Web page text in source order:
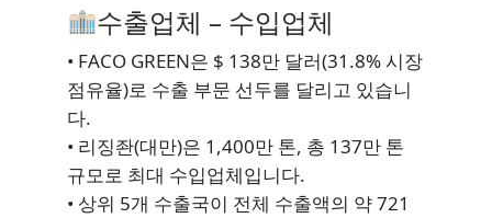
수출업체 – 수입업체
• FACO GREEN은 $ 138만 달러(31.8% 시장
점유율)로 수출 부문 선두를 달리고 있습니
다.
• 리징좐(대만)은 1,400만 톤, 총 137만 톤
규모로 최대 수입업체입니다.
• 상위 5개 수출국이 전체 수출액의 약 721